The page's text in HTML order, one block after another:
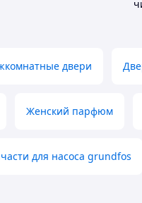
двери
Женский парфюм
для насоса grundfos